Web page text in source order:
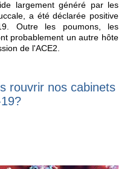
largement généré par les
a été déclarée positive
Outre les poumons, les
probablement un autre hôte
de l'ACE2.
rouvrir nos cabinets